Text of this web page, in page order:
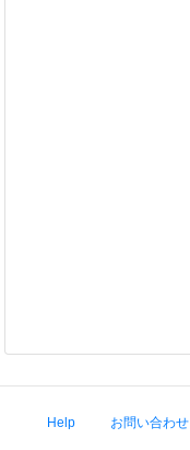
Help お問い合わせ